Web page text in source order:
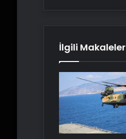
İlgili Makaleler